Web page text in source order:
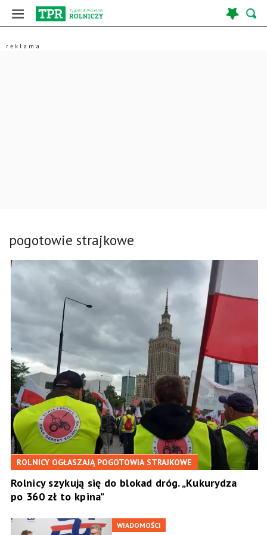
pogotowie strajkowe
ROLNICY OGŁASZAJĄ POGOTOWIA STRAJKOWE
Rolnicy szykują się do blokad dróg. „Kukurydza
po 360 zł to kpina”
WIADOMOŚCI